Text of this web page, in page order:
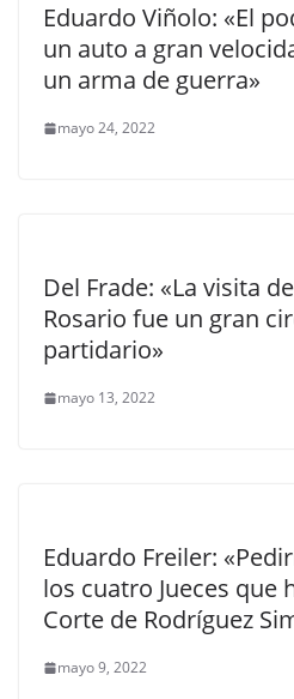
Eduardo Viñolo: «El
un auto a gran
un arma de guerra»
mayo 24, 2022
Del Frade: «La visita
Rosario fue un gran
partidario»
mayo 13, 2022
Eduardo Freiler:
los cuatro Jueces que
Corte de Rodríguez
mayo 9, 2022